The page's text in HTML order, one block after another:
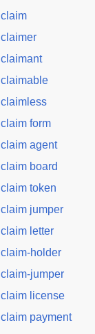
claim
claimer
claimant
claimable
claimless
claim form
claim agent
claim board
claim token
claim jumper
claim letter
claim-holder
claim-jumper
claim license
claim payment